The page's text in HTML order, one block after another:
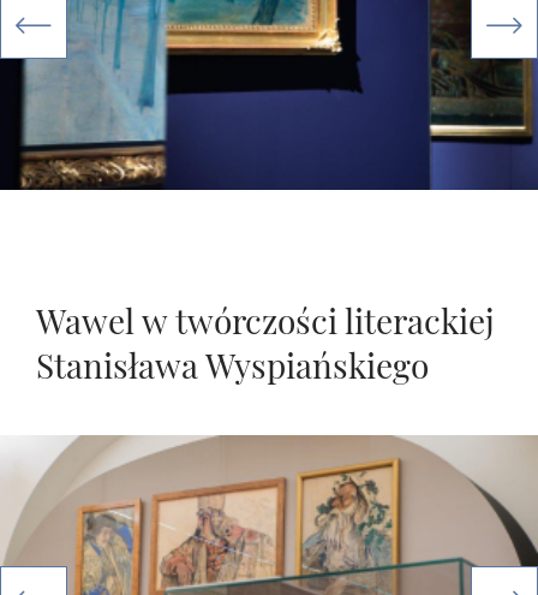
Wawel w twórczości literackiej
Stanisława Wyspiańskiego